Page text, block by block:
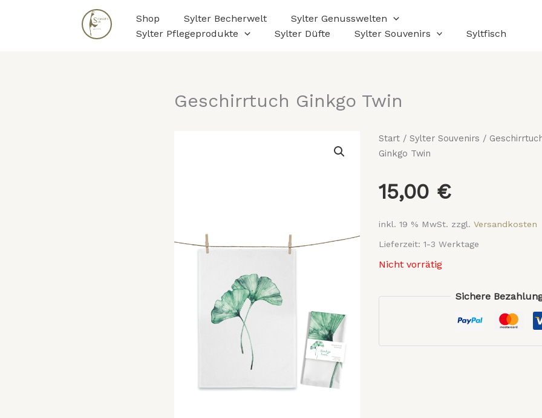
Shop Sylter Becherwelt
Sylter Genusswelten
Sylter Pflegeprodukte
Sylter Düfte Sylter Souvenirs Syltfisch
Geschirrtuch Ginkgo Twin
Start/ Sylter Souvenirs /
Ginkgo Twin
15,00 €
inkl. 19 % MwSt. zzgl. Versandkosten
Lieferzeit: 1-3 Werktage
Nicht vorrätig
Sichere